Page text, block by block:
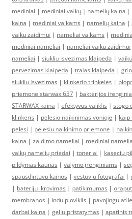
mediniai | mediniai vaikų | namelių kaina |
kaina | mediniai vaikams | namelių kaina |
vaiku zaidimui | nameliai vaikams |
mediniai nameliai | nameliai vaiku zaidimui
nameliai | siukliu isvezimas klaipeda |
pervezimas klaipeda | tralas klaipeda |
siukliu isvezimas | klinkerio trinkeles |
priemone starwax 637 | bakterijos
STARWAX kaina | efektyvus valiklis | stogo
klinkeris | pelesio naikinimas vonioje | kaip
pelesi | pelesiu naikinimo priemone |
kaina | zaidimo nameliai | mediniai
vaikų namelių priedai | toneriai | kaseciu
pildymas kaunas | valymo įrenginiams |
spausdintuvu kainos | vestuviu fotografai |
| bateriju ikrovimas | patikimumas |
membranos | indu ploviklis | pavojingu
darbai kaina | geliu pristatymas | apatinis